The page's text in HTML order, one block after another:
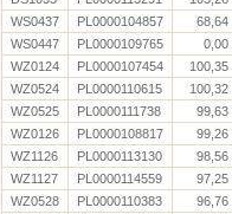
WS0437
PL0000104857
68,64
WS0447
PL0000109765
0,00
WZ0124
PL0000107454
100,35
WZ0524
PL0000110615
100,32
WZ0525
PL0000111738
99,63
WZ0126
PL0000108817
99,26
WZ1126
PL0000113130
98,56
WZ1127
PL0000114559
97,25
WZ0528
PL0000110383
96,76